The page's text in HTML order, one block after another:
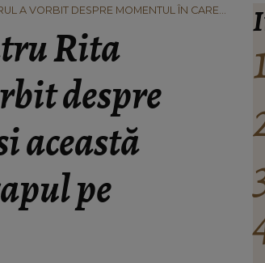
A VORBIT DESPRE MOMENTUL ÎN CARE
Rita
despre
această
pe